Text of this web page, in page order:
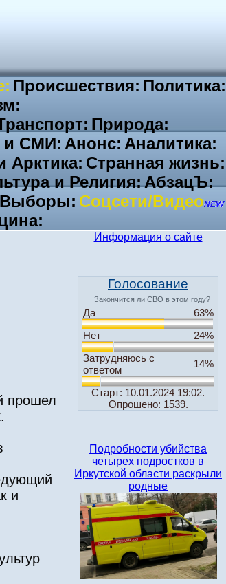
Происшествия: Политика:
Природа:
и СМИ: Анонс: Аналитика:
Арктика: Странная жизнь:
и Религия:АбзацЪ:
Выборы: Соцсети/Видео
прошел
и
Информация о сайте
Голосование
Закончится ли СВО в этом году?
Да
63%
Нет
24%
Затрудняюсь с
ответом
14%
Старт: 10.01.2024 19:02.
Опрошено: 1539.
Подробности убийства
четырех подростков в
Иркутской области раскрыли
родные